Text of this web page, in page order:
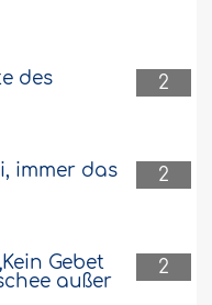
2
des
2
immer das
2
Gebet
außer